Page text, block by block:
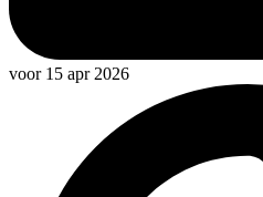
voor 15 apr 2026